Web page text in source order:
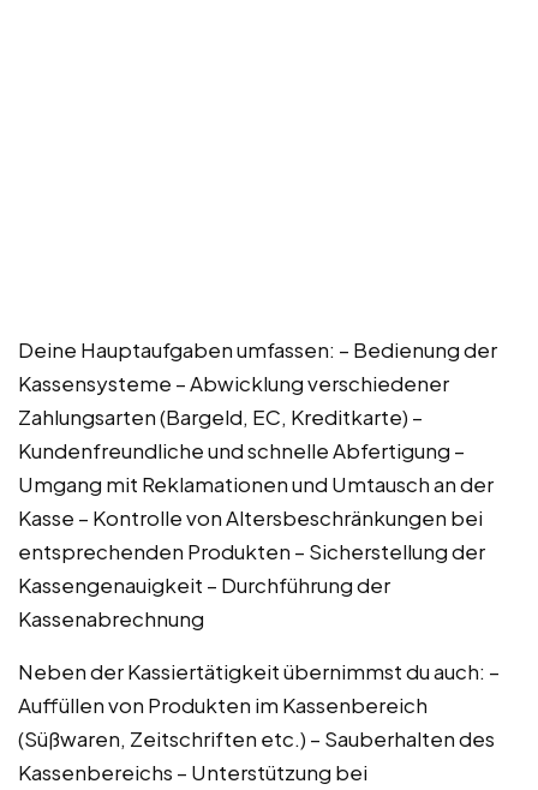
Deine Hauptaufgaben umfassen: – Bedienung der
Kassensysteme – Abwicklung verschiedener
Zahlungsarten (Bargeld, EC, Kreditkarte) –
Kundenfreundliche und schnelle Abfertigung –
Umgang mit Reklamationen und Umtausch an der
Kasse – Kontrolle von Altersbeschränkungen bei
entsprechenden Produkten – Sicherstellung der
Kassengenauigkeit – Durchführung der
Kassenabrechnung
Neben der Kassiertätigkeit übernimmst du auch: –
Auffüllen von Produkten im Kassenbereich
(Süßwaren, Zeitschriften etc.) – Sauberhalten des
Kassenbereichs – Unterstützung bei